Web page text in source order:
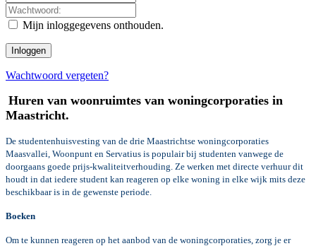
Mijn inloggegevens onthouden.
Inloggen
Wachtwoord vergeten?
Huren van woonruimtes van woningcorporaties in
Maastricht.
De studentenhuisvesting van de drie Maastrichtse woningcorporaties
Maasvallei, Woonpunt en Servatius is populair bij studenten vanwege de
doorgaans goede prijs-kwaliteitverhouding. Ze werken met directe verhuur dit
houdt in dat iedere student kan reageren op elke woning in elke wijk mits deze
beschikbaar is in de gewenste periode.
Boeken
Om te kunnen reageren op het aanbod van de woningcorporaties, zorg je er